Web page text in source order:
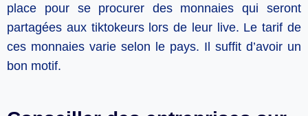
place pour se procurer des monnaies qui seront
partagées aux tiktokeurs lors de leur live. Le tarif de
ces monnaies varie selon le pays. Il suffit d’avoir un
bon motif.